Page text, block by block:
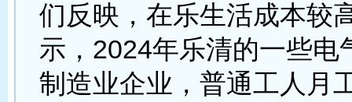
们反映，在乐生活成本较
示，2024年乐清的一些电
制造业企业，普通工人月